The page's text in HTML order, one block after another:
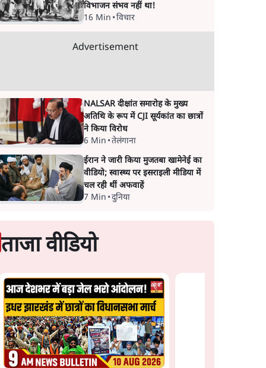
विभाजन संभव नहीं था!
16 Min •विचार
Advertisement
NALSAR दीक्षांत समारोह के मुख्य
अतिथि के रूप में CJI सूर्यकांत का छात्रों
ने किया विरोध
6 Min •तेलंगाना
ईरान ने जारी किया मुजतबा खामेनेई का
वीडियो; स्वास्थ्य पर इसराइली मीडिया में
चल रही थीं अफवाहें
7 Min •दुनिया
ताजा वीडियो